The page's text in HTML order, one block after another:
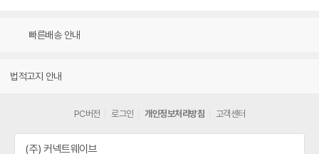
빠른배송 안내
법적고지 안내
PC버전 로그인 개인정보처리방침 고객센터
(주) 커넥트웨이브